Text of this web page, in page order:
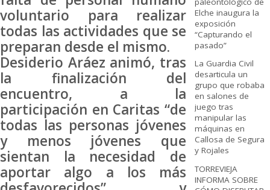
voluntario para realizar
todas las actividades que se
preparan desde el mismo.
Desiderio Aráez animó, tras
la finalización del
encuentro, a la
participación en Caritas “de
todas las personas jóvenes
y menos jóvenes que
sientan la necesidad de
aportar algo a los más
Elche inaugura la
exposición
“Capturando el
pasado”
La Guardia Civil
desarticula un
grupo que robaba
en salones de
juego tras
manipular las
máquinas en
Callosa de Segura
y Rojales
TORREVIEJA
INFORMA SOBRE